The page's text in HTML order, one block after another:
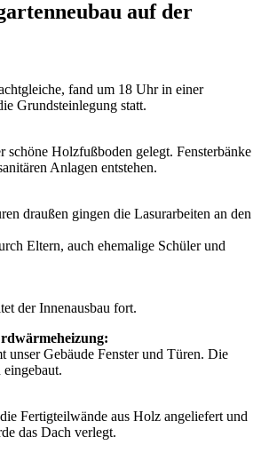
auf der
fand um 18 Uhr in einer
Grundsteinlegung statt.
Holzfußboden gelegt. Fensterbänke
Anlagen entstehen.
draußen gingen die Lasurarbeiten an den
Eltern, auch ehemalige Schüler und
der Innenausbau fort.
unser Gebäude Fenster und Türen. Die
Fertigteilwände aus Holz angeliefert und
das Dach verlegt.